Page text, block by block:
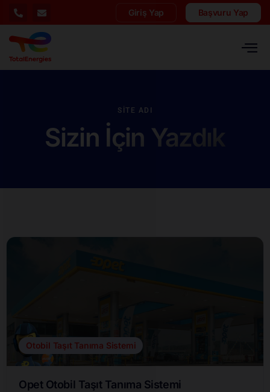
Giriş Yap Başvuru Yap
SITE ADI
Sizin İçin Yazdık
Otobil Taşıt Tanıma Sistemi
Opet Otobil Taşıt Tanıma Sistemi